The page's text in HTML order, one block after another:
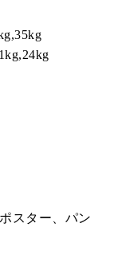
スター、パン